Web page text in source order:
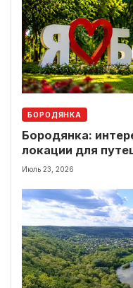
БОРОДЯНКА
Бородянка:
локации для
Июль 23, 2026